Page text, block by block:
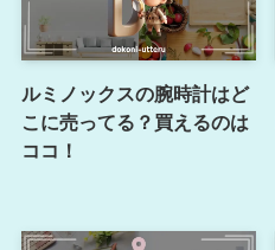
ルミノックスの腕時計はど
こに売ってる？買えるのは
ココ！